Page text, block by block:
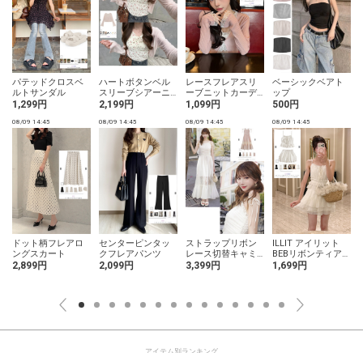
パテッドクロスベ
ルトサンダル
1,299円
ハートボタンベル
スリーブシアーニ
ットカーディガン
2,199円
レースフレアスリ
ーブニットカーデ
ィガン
1,099円
ベーシックベアト
ップ
500円
08/09 14:45
ドット柄フレアロ
ングスカート
2,899円
08/09 14:45
センターピンタッ
クフレアパンツ
2,099円
08/09 14:45
ストラップリボン
レース切替キャミ
ソールワンピース
3,399円
08/09 14:45
ILLIT アイリット
BEBリボンティアー
ドキャミソール×テ
アップ
1,699円